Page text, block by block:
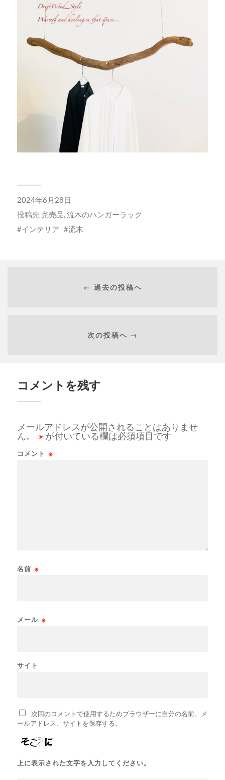
2024年6月28日
投稿先 完売品 流木のハンガーラック
インテリア
流木
← 過去の投稿へ
次の投稿へ →
コメントを残す
メールアドレスが公開されることはありませ
ん。
※ が付いている欄は必須項目です
コメント ※
名前 ※
メール ※
サイト
次回のコメントで使用するためブラウザーに自分の名前、メ
ールアドレス、サイトを保存する。
上に表示された文字を入力してください。